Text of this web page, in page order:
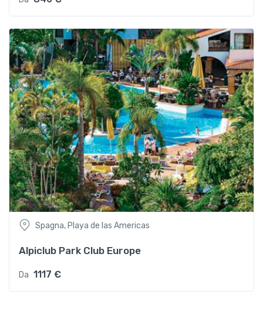
Spagna, Playa de las Americas
Alpiclub Park Club Europe
Da 1117 €